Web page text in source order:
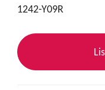
1242-Y09R